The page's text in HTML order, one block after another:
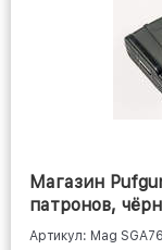
Магазин
патронов,
Артикул: Mag